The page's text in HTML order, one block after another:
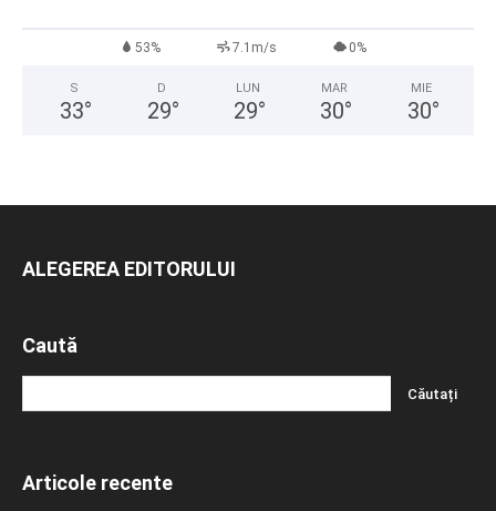
53% 7.1m/s 0%
S
33°
D
29°
LUN
29°
MAR
30°
MIE
30°
ALEGEREA EDITORULUI
Caută
Articole recente